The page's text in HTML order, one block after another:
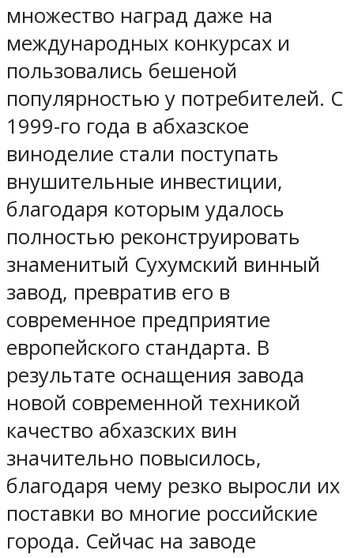
множество наград даже на
международных конкурсах и
пользовались бешеной
популярностью у потребителей. С
1999-го года в абхазское
виноделие стали поступать
внушительные инвестиции,
благодаря которым удалось
полностью реконструировать
знаменитый Сухумский винный
завод, превратив его в
современное предприятие
европейского стандарта. В
результате оснащения завода
новой современной техникой
качество абхазских вин
значительно повысилось,
благодаря чему резко выросли их
поставки во многие российские
города. Сейчас на заводе